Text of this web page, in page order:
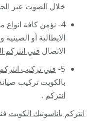
خلال الصوت عبر
4- نؤمن كافة انواع
الايطالية أو
الاتصال فني انتركم
5- فني تركيب انتركم
بالكويت تركيب
انتركم .
انتركم باناسونيك الكويت